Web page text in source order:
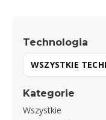
Technologia
Kategorie
Wszystkie